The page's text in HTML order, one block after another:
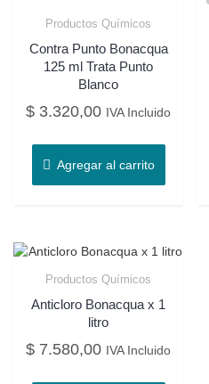
Productos Químicos
Contra Punto Bonacqua
125 ml Trata Punto
Blanco
$ 3.320,00 IVA Incluido
Agregar al carrito
Productos Químicos
Anticloro Bonacqua x 1
litro
$ 7.580,00 IVA Incluido